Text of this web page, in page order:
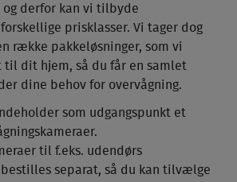
og derfor kan vi tilbyde
prisklasser. Vi tager dog
række pakkeløsninger, som vi
dit hjem, så du får en samlet
dine behov for overvågning.
som udgangspunkt et
til f.eks. udendørs
bestilles separat, så du kan tilvælge